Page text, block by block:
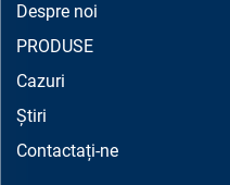
Despre noi
PRODUSE
Cazuri
Știri
Contactați-ne